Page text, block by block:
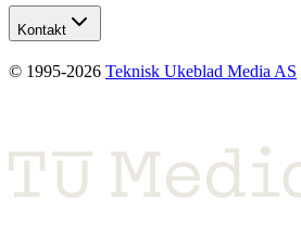
Kontakt
© 1995-2026 Teknisk Ukeblad Media AS